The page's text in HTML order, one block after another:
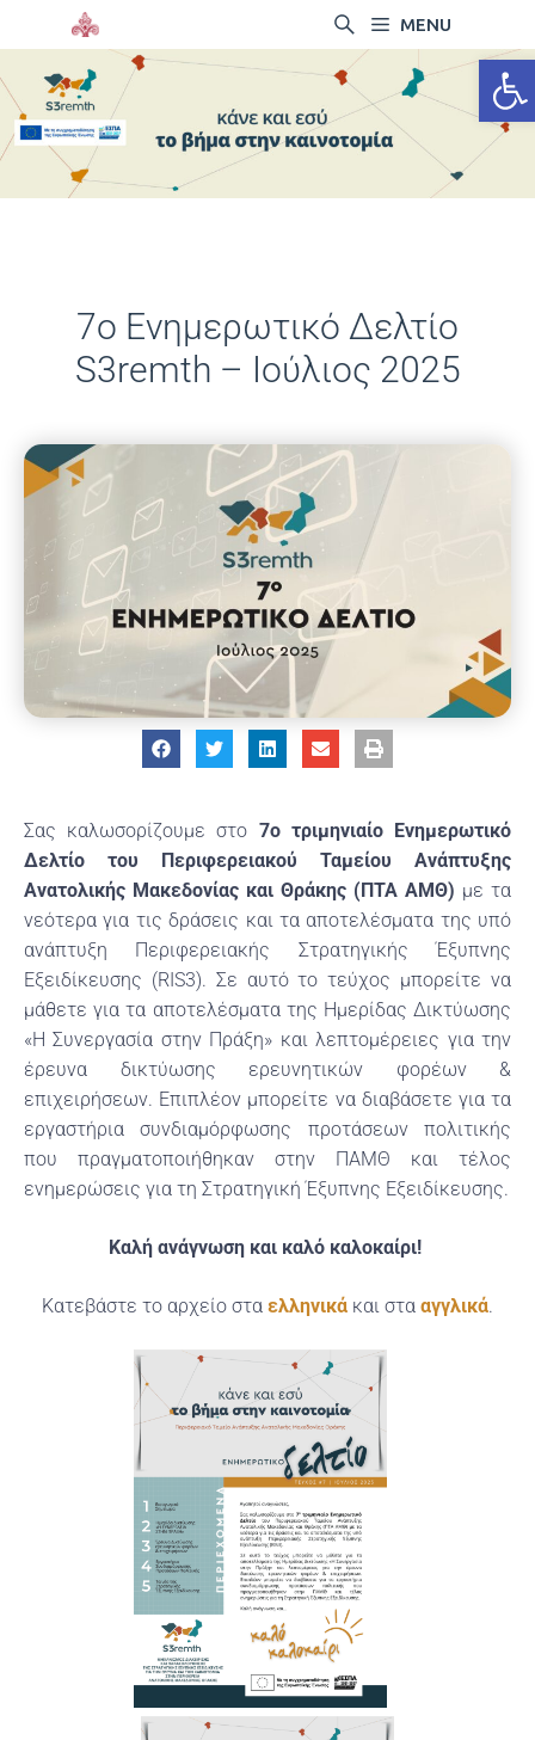
MENU
7ο Ενημερωτικό Δελτίο
S3remth – Ιούλιος 2025
Σας καλωσορίζουμε στο 7οτριμηνιαίο Ενημερωτικό
Δελτίο του Περιφερειακού Ταμείου Ανάπτυξης
Ανατολικής Μακεδονίας και Θράκης (ΠΤΑ ΑΜΘ) με τα
νεότερα για τις δράσεις και τα αποτελέσματα της υπό
ανάπτυξη Περιφερειακής Στρατηγικής Έξυπνης
Εξειδίκευσης (RIS3). Σε αυτό το τεύχος μπορείτε να
μάθετε για τα αποτελέσματα της Ημερίδας Δικτύωσης
«Η Συνεργασία στην Πράξη» και λεπτομέρειες για την
έρευνα δικτύωσης ερευνητικών φορέων &
επιχειρήσεων. Επιπλέον μπορείτε να διαβάσετε για τα
εργαστήρια συνδιαμόρφωσης προτάσεων πολιτικής
που πραγματοποιήθηκαν στην ΠΑΜΘ και τέλος
ενημερώσεις για τη Στρατηγική Έξυπνης Εξειδίκευσης.
Καλή ανάγνωση και καλό καλοκαίρι!
Κατεβάστε το αρχείο στα ελληνικά και στα αγγλικά.